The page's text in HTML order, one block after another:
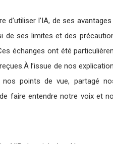
d’utiliser l’IA, de ses
de ses limites et des
échanges ont été
l’issue de nos
points de vue, partagé
faire entendre notre voix et